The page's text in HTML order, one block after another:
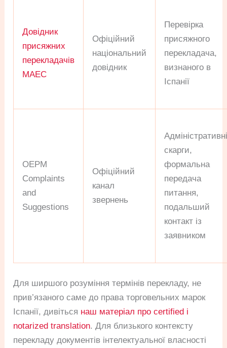
Довідник
присяжних
перекладачів
MAEC
Офіційний
національний
довідник
Перевірка
присяжного
перекладача,
визнаного в
Іспанії
OEPM
Complaints
and
Suggestions
Офіційний
канал
звернень
скарги,
формальна
передача
питання,
подальший
контакт із
заявником
Для ширшого розуміння термінів перекладу, не
прив’язаного саме до права торговельних марок
Іспанії, дивіться наш матеріал про certified і
notarized translation. Для близького контексту
перекладу документів інтелектуальної власності